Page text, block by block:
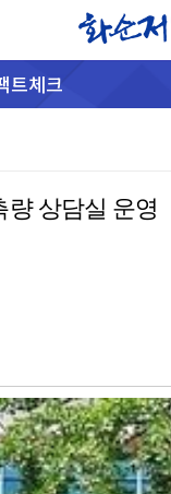
트체크
상담실 운영